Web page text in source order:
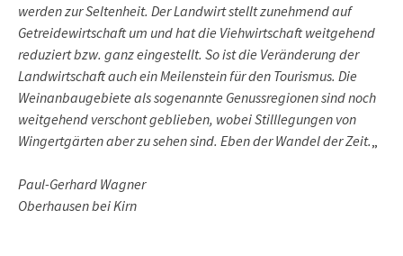
werden zur Seltenheit. Der Landwirt stellt zunehmend auf
Getreidewirtschaft um und hat die Viehwirtschaft weitgehend
reduziert bzw. ganz eingestellt. So ist die Veränderung der
Landwirtschaft auch ein Meilenstein für den Tourismus. Die
Weinanbaugebiete als sogenannte Genussregionen sind noch
weitgehend verschont geblieben, wobei Stilllegungen von
Wingertgärten aber zu sehen sind. Eben der Wandel der Zeit.
Paul-Gerhard Wagner
Oberhausen bei Kirn